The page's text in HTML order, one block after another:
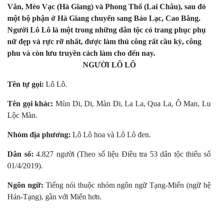
Văn, Mèo Vạc (Hà Giang) và Phong Thổ (Lai Châu), sau đó
một bộ phận ở Hà Giang chuyển sang Bảo Lạc, Cao Bằng.
Người Lô Lô là một trong những dân tộc có trang phục phụ
nữ đẹp và rực rỡ nhất, được làm thủ công rất cầu kỳ, công
phu và còn lưu truyền cách làm cho đến nay.
NGƯỜI LÔ LÔ
Tên tự gọi: Lô Lô.
Tên gọi khác: Mùn Di, Di, Màn Di, La La, Qua La, Ô Man, Lu
Lộc Màn.
Nhóm địa phương: Lô Lô hoa và Lô Lô đen.
Dân số: 4.827 người (Theo số liệu Điều tra 53 dân tộc thiểu số
01/4/2019).
Ngôn ngữ: Tiếng nói thuộc nhóm ngôn ngữ Tạng-Miến (ngữ hệ
Hán-Tạng), gần với Miến hơn.